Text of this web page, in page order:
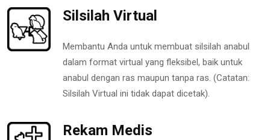
Silsilah Virtual
Membantu Anda untuk membuat silsilah anabul
dalam format virtual yang fleksibel, baik untuk
anabul dengan ras maupun tanpa ras. (Catatan:
Silsilah Virtual ini tidak dapat dicetak).
Rekam Medis